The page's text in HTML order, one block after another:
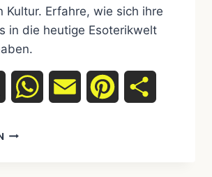
Kultur. Erfahre, wie sich ihre
in die heutige Esoterikwelt
WhatsAppEmail Pinterest
SCHAMANEN